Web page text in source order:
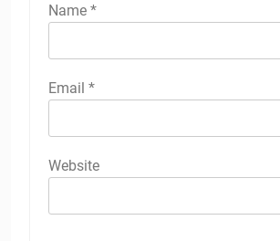
Name *
Email *
Website